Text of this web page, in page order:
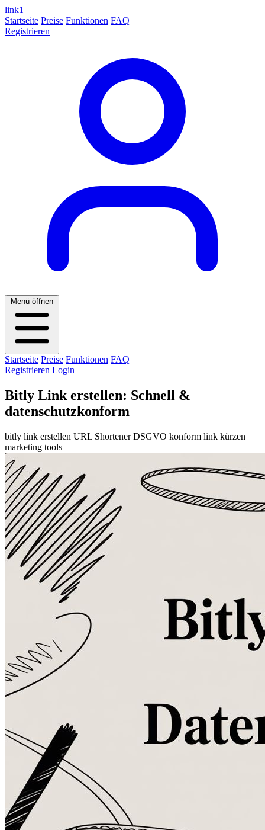
link1
Startseite Preise Funktionen FAQ
Registrieren
Menü öffnen
Startseite Preise Funktionen FAQ
Registrieren Login
Bitly Link erstellen: Schnell &
datenschutzkonform
bitly link erstellen URL Shortener DSGVO konform link kürzen
marketing tools